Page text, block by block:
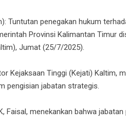
Tuntutan penegakan hukum
Provinsi Kalimantan Timur
Jumat (25/7/2025).
Kejaksaan Tinggi (Kejati) Kaltim,
pengisian jabatan strategis.
Faisal, menekankan bahwa